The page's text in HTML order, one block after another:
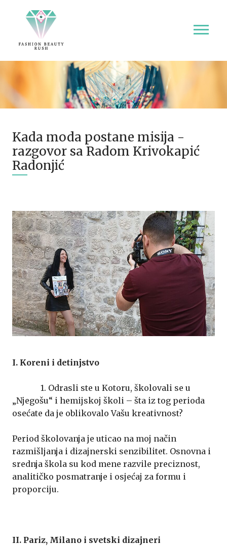
Kada moda postane misija -
razgovor sa Radom Krivokapić
Radonjić
I. Koreni i detinjstvo
1. Odrasli ste u Kotoru, školovali se u
„Njegošu“ i hemijskoj školi – šta iz tog perioda
osećate da je oblikovalo Vašu kreativnost?
Period školovanja je uticao na moj način
razmišljanja i dizajnerski senzibilitet. Osnovna i
srednja škola su kod mene razvile preciznost,
analitičko posmatranje i osjećaj za formu i
proporciju.
II. Pariz, Milano i svetski dizajneri